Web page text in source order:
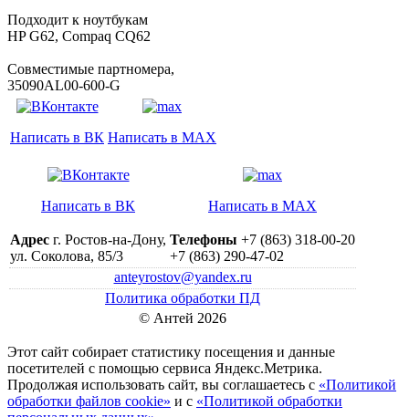
Подходит к ноутбукам
HP G62, Compaq CQ62
Совместимые партномера,
35090AL00-600-G
Написать в ВК Написать в MAX
Написать в ВК Написать в MAX
Адрес г. Ростов-на-Дону,
ул. Соколова, 85/3
Телефоны +7 (863) 318-00-20
+7 (863) 290-47-02
anteyrostov@yandex.ru
Политика обработки ПД
© Антей 2026
Этот сайт собирает статистику посещения и данные
посетителей c помощью сервиса Яндекс.Метрика.
Продолжая использовать сайт, вы соглашаетесь с «Политикой
обработки файлов cookie» и с «Политикой обработки